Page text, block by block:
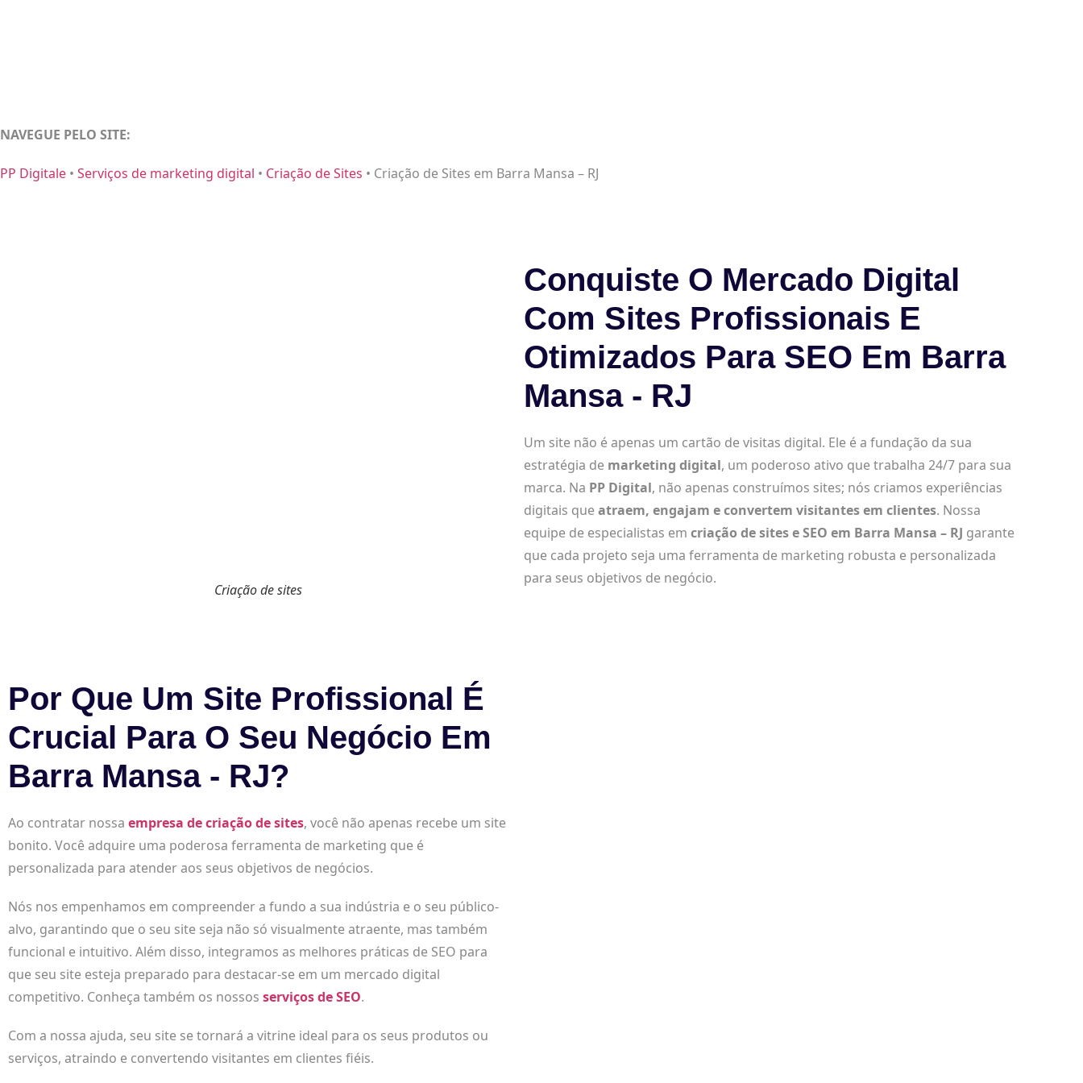
NAVEGUE PELO SITE:
PP Digitale • Serviços de marketing digital • Criação de Sites • Criação de Sites em Barra Mansa – RJ
Criação de sites
Conquiste O Mercado Digital
Com Sites Profissionais E
Otimizados Para SEO Em Barra
Mansa - RJ
Um site não é apenas um cartão de visitas digital. Ele é a fundação da sua
estratégia de marketing digital, um poderoso ativo que trabalha 24/7 para sua
marca. Na PP Digital, não apenas construímos sites; nós criamos experiências
digitais queatraem, engajam e convertem visitantes em clientes. Nossa
equipe de especialistas em criação de sites e SEO em Barra Mansa – RJ garante
que cada projeto seja uma ferramenta de marketing robusta e personalizada
para seus objetivos de negócio.
Por Que Um Site Profissional É
Crucial Para O Seu Negócio Em
Barra Mansa - RJ?
Ao contratar nossa empresa de criação de sites, você não apenas recebe um site
bonito. Você adquire uma poderosa ferramenta de marketing que é
personalizada para atender aos seus objetivos de negócios.
Nós nos empenhamos em compreender a fundo a sua indústria e o seu público-
alvo, garantindo que o seu site seja não só visualmente atraente, mas também
funcional e intuitivo. Além disso, integramos as melhores práticas de SEO para
que seu site esteja preparado para destacar-se em um mercado digital
competitivo. Conheça também os nossos serviços de SEO.
Com a nossa ajuda, seu site se tornará a vitrine ideal para os seus produtos ou
serviços, atraindo e convertendo visitantes em clientes fiéis.